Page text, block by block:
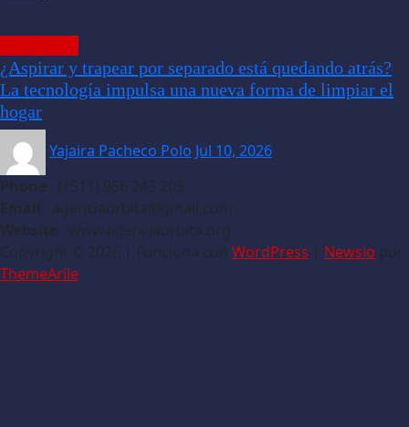
¿Aspirar y trapear por separado está quedando atrás?
La tecnología impulsa una nueva forma de limpiar el
hogar
Yajaira Pacheco Polo Jul 10, 2026
Phone : (+511) 956 243 203
Email : agenciaorbita@gmail.com
Website : www.agenciaorbita.org
Copyright © 2026 | Funciona con WordPress | Newsio por
ThemeArile